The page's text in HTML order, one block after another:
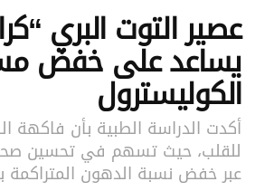
عصير التوت البري
يساعد على خفض
الكوليسترول
أكدت الدراسة الطبية بأن فاكهة
للقلب، حيث تسهم في تحسين صحة
عبر خفض نسبة الدهون المتراكمة